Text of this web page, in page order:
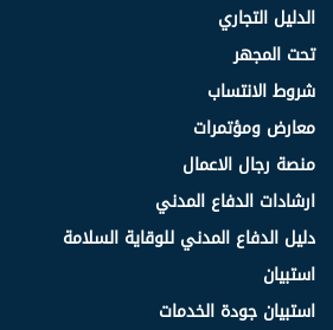
الدليل التجاري
تحت المجهر
شروط الانتساب
معارض ومؤتمرات
منصة رجال الاعمال
ارشادات الدفاع المدني
دليل الدفاع المدني للوقاية السلامة
استبيان
استبيان جودة الخدمات